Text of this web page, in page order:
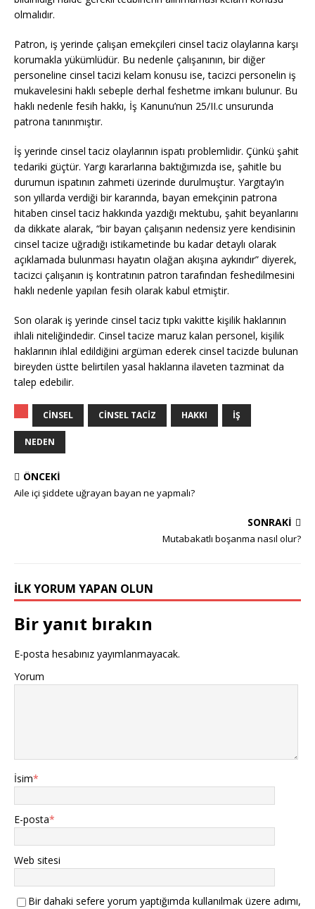
olmalıdır.
Patron, iş yerinde çalışan emekçileri cinsel taciz olaylarına karşı
korumakla yükümlüdür. Bu nedenle çalışanının, bir diğer
personeline cinsel tacizi kelam konusu ise, tacizci personelin iş
mukavelesini haklı sebeple derhal feshetme imkanı bulunur. Bu
haklı nedenle fesih hakkı, İş Kanunu’nun 25/II.c unsurunda
patrona tanınmıştır.
İş yerinde cinsel taciz olaylarının ispatı problemlidir. Çünkü şahit
tedariki güçtür. Yargı kararlarına baktığımızda ise, şahitle bu
durumun ispatının zahmeti üzerinde durulmuştur. Yargıtay’ın
son yıllarda verdiği bir kararında, bayan emekçinin patrona
hitaben cinsel taciz hakkında yazdığı mektubu, şahit beyanlarını
da dikkate alarak, “bir bayan çalışanın nedensiz yere kendisinin
cinsel tacize uğradığı istikametinde bu kadar detaylı olarak
açıklamada bulunması hayatın olağan akışına aykırıdır” diyerek,
tacizci çalışanın iş kontratının patron tarafından feshedilmesini
haklı nedenle yapılan fesih olarak kabul etmiştir.
Son olarak iş yerinde cinsel taciz tıpkı vakitte kişilik haklarının
ihlali niteliğindedir. Cinsel tacize maruz kalan personel, kişilik
haklarının ihlal edildiğini argüman ederek cinsel tacizde bulunan
bireyden üstte belirtilen yasal haklarına ilaveten tazminat da
talep edebilir.
CINSEL CINSEL TACIZ HAKKI İŞ
NEDEN
ÖNCEKI
Aile içi şiddete uğrayan bayan ne yapmalı?
SONRAKI
Mutabakatlı boşanma nasıl olur?
İLK YORUM YAPAN OLUN
Bir yanıt bırakın
E-posta hesabınız yayımlanmayacak.
Yorum
İsim*
E-posta*
Web sitesi
Bir dahaki sefere yorum yaptığımda kullanılmak üzere adımı,